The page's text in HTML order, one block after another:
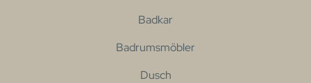
Badkar
Badrumsmöbler
Dusch